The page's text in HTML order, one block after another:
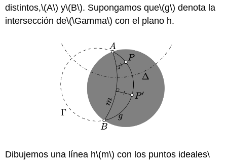
distintos,\(A\) y\(B\). Supongamos que\(g\) denota la
intersección de\(\Gamma\) con el plano h.
Dibujemos una línea h\(m\) con los puntos ideales\